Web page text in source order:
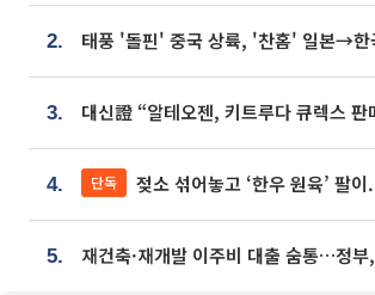
2.
3.
4. 단독 젖소 섞어놓고 ‘한우 원육’ 팔이...공영홈쇼핑
5.